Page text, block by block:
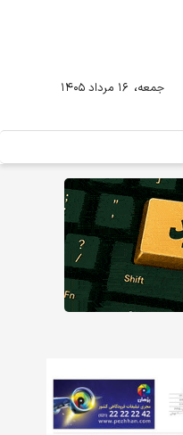
جمعه، ۱۶ مرداد ۱۴۰۵